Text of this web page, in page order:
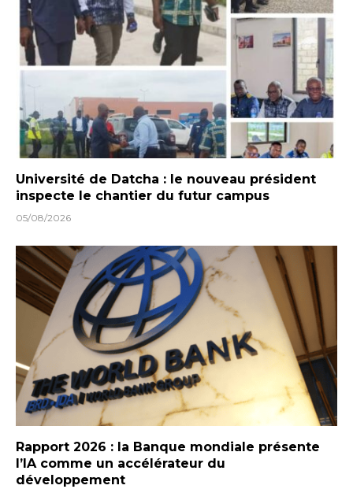
Université de Datcha : le nouveau président
inspecte le chantier du futur campus
05/08/2026
Rapport 2026 : la Banque mondiale présente
l’IA comme un accélérateur du
développement